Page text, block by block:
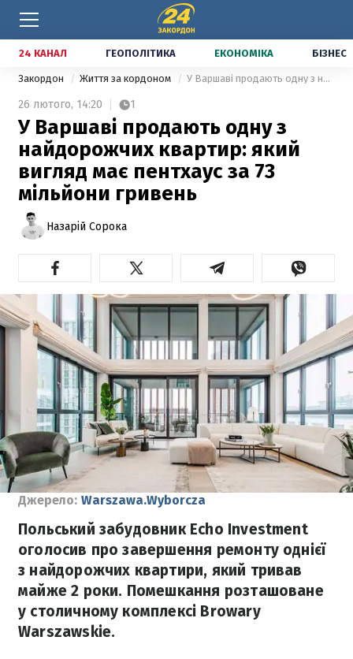
24 КАНАЛ ГЕОПОЛІТИКА ЕКОНОМІКА БІЗНЕС
Закордон Життя за кордоном У Варшаві продають одну з найдорожчих квартир: який вигляд має пентхаус за 73 мільйони гривень
26 лютого, 14:20 1
У Варшаві продають одну з
найдорожчих квартир: який
вигляд має пентхаус за 73
мільйони гривень
Назарій Сорока
Джерело: Warszawa.Wyborcza
Польський забудовник Echo Investment
оголосив про завершення ремонту однієї
з найдорожчих квартири, який тривав
майже 2 роки. Помешкання розташоване
у столичному комплексі Browary
Warszawskie.